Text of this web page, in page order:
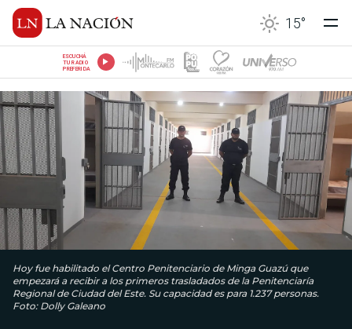
15°
ESCUCHÁ
TU RADIO
PREFERIDA
Hoy fue habilitado el Centro Penitenciario de Minga Guazú que
empezará a recibir a los primeros trasladados de la Penitenciaría
Regional de Ciudad del Este. Su capacidad es para 1.237 personas.
Foto: Dolly Galeano